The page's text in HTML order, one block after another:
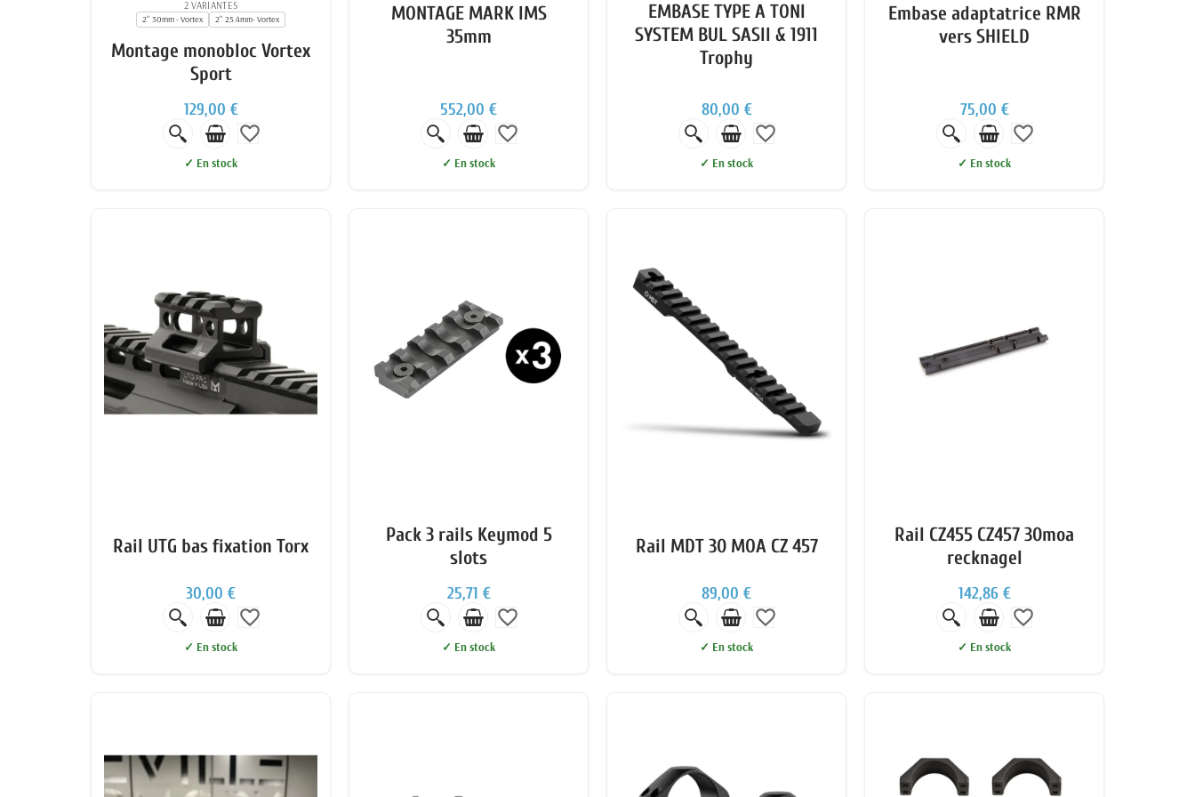
2 VARIANTES
2'' 30mm - Vortex 2'' 25.4mm- Vortex
Montage monobloc Vortex
Sport
129,00 €
favorite_border
✓ En stock
MONTAGE MARK IMS
35mm
552,00 €
favorite_border
✓ En stock
EMBASE TYPE A TONI
SYSTEM BUL SASII & 1911
Trophy
80,00 €
favorite_border
✓ En stock
Embase adaptatrice RMR
vers SHIELD
75,00 €
favorite_border
✓ En stock
Rail UTG bas fixation Torx
30,00 €
favorite_border
✓ En stock
Pack 3 rails Keymod 5
slots
25,71 €
favorite_border
✓ En stock
Rail MDT 30 MOA CZ 457
89,00 €
favorite_border
✓ En stock
Rail CZ455 CZ457 30moa
recknagel
142,86 €
favorite_border
✓ En stock